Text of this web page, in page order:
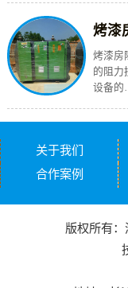
烤漆
烤漆房
的阻力
设备
关于我们
合作案例
版权所有